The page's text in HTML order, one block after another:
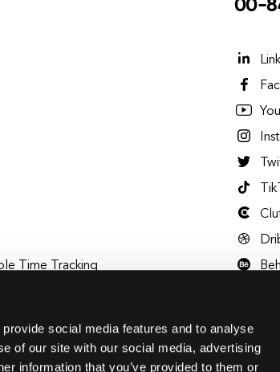
social media features and to analyse
of our site with our social media, advertising
information that you’ve provided to them or
00-
Time Tracking